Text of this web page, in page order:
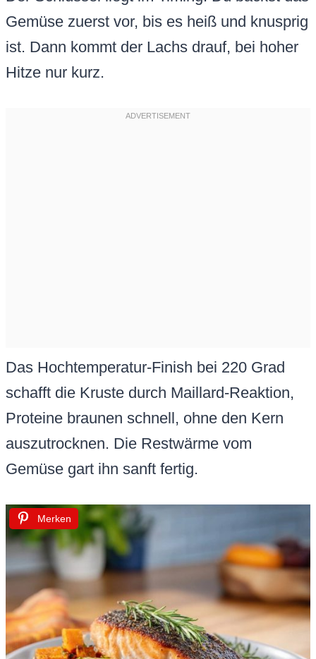
Gemüse zuerst vor, bis es heiß und knusprig
ist. Dann kommt der Lachs drauf, bei hoher
Hitze nur kurz.
Das Hochtemperatur-Finish bei 220 Grad
schafft die Kruste durch Maillard-Reaktion,
Proteine braunen schnell, ohne den Kern
auszutrocknen. Die Restwärme vom
Gemüse gart ihn sanft fertig.
Merken